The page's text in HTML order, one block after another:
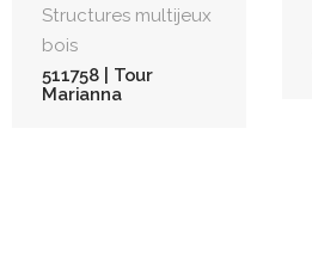
Structures multijeux
bois
511758 | Tour
Marianna